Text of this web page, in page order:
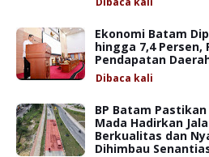
Ekonomi Batam
hingga 7,4
Pendapatan
Dibaca kali
BP Batam
Mada Hadirkan
Berkualitas dan
Dihimbau